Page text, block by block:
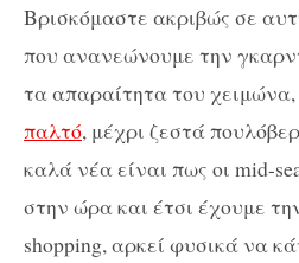
Βρισκόμαστε ακριβώς σε
που ανανεώνουμε την
τα απαραίτητα του χειμώνα,
παλτό, μέχρι ζεστά
καλά νέα είναι πως οι mid-
στην ώρα και έτσι έχουμε
shopping, αρκεί φυσικά να